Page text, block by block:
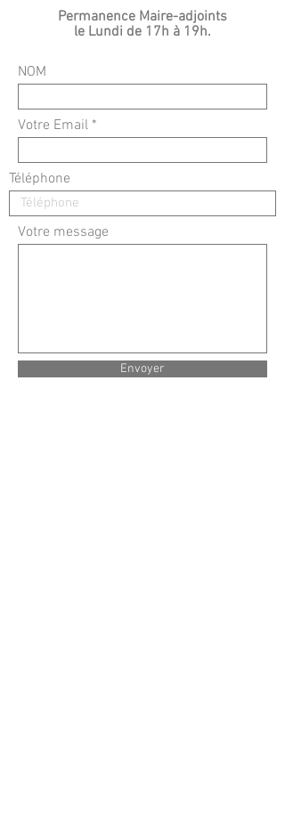
Permanence Maire-adjoints
le Lundi de 17h à 19h.
NOM
Votre Email
Téléphone
Votre message
Envoyer